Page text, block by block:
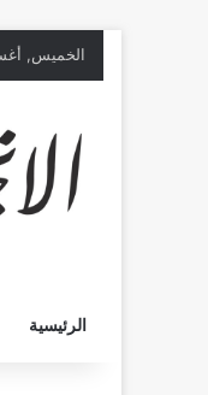
الخميس,
الرئيسية